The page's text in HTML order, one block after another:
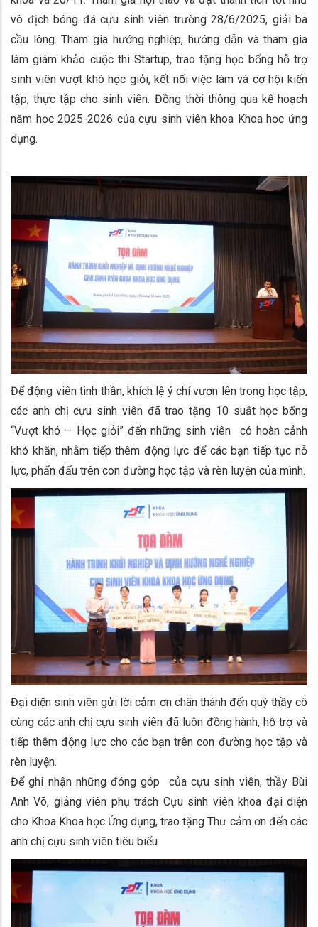
vô địch bóng đá cựu sinh viên trường 28/6/2025, giải ba
cầu lông. Tham gia hướng nghiệp, hướng dẫn và tham gia
làm giám khảo cuộc thi Startup, trao tặng học bổng hỗ trợ
sinh viên vượt khó học giỏi, kết nối việc làm và cơ hội kiến
tập, thực tập cho sinh viên. Đồng thời thông qua kế hoạch
năm học 2025-2026 của cựu sinh viên khoa Khoa học ứng
dụng.
Để động viên tinh thần, khích lệ ý chí vươn lên trong học tập,
các anh chị cựu sinh viên đã trao tặng 10 suất học bổng
“Vượt khó – Học giỏi” đến những sinh viên có hoàn cảnh
khó khăn, nhằm tiếp thêm động lực để các bạn tiếp tục nỗ
lực, phấn đấu trên con đường học tập và rèn luyện của mình.
Đại diện sinh viên gửi lời cảm ơn chân thành đến quý thầy cô
cùng các anh chị cựu sinh viên đã luôn đồng hành, hỗ trợ và
tiếp thêm động lực cho các bạn trên con đường học tập và
rèn luyện.
Để ghi nhận những đóng góp của cựu sinh viên, thầy Bùi
Anh Võ, giảng viên phụ trách Cựu sinh viên khoa đại diện
cho Khoa Khoa học Ứng dụng, trao tặng Thư cảm ơn đến các
anh chị cựu sinh viên tiêu biểu.